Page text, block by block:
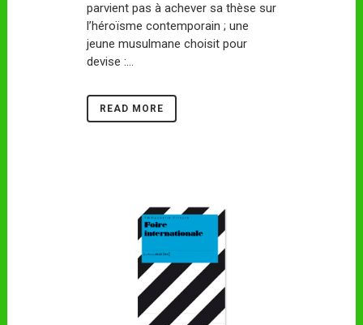
parvient pas à achever sa thèse sur
l’héroïsme contemporain ; une
jeune musulmane choisit pour
devise :...
READ MORE